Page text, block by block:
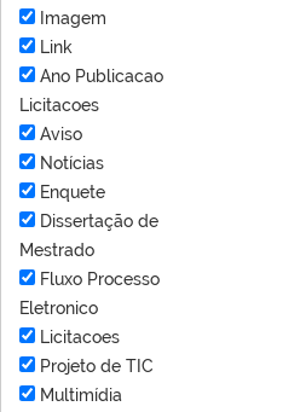
Imagem
Link
Ano Publicacao
Licitacoes
Aviso
Notícias
Enquete
Dissertação de
Mestrado
Fluxo Processo
Eletronico
Licitacoes
Projeto de TIC
Multimídia